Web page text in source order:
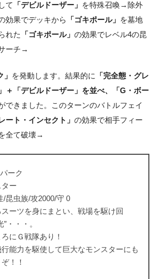
て 「デビルドーザー」 を特殊召喚→除外
効果でデッキから 「ゴキポール」 を墓地
れた
「ゴキポール」 の効果でレベル4の昆
ーチ→
を発動します。結果的に
「完全態・グレ
＋「デビルドーザー」を並べ、「G・ボー
できました。このターンのバトルフェイ
ート・インセクト」 の効果で相手フィー
全て破壊→
ーク
ー
/昆虫族/攻2000/守 0
ーツを身にまとい、戦場を駆け回
・・・。
にＧ戦隊あり！
能力を駆使して巨大なモンスターにも
！！